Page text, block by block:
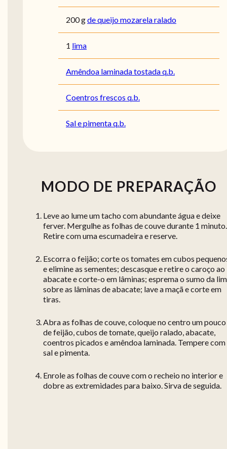
200gde queijo mozarela ralado
1 lima
Amêndoa laminada tostada q.b.
Coentros frescos q.b.
Sal e pimenta q.b.
MODO DE PREPARAÇÃO
Leve ao lume um tacho com abundante água e deixe
ferver. Mergulhe as folhas de couve durante 1 minuto.
Retire com uma escumadeira e reserve.
Escorra o feijão; corte os tomates em cubos
e elimine as sementes; descasque e retire o caroço ao
abacate e corte-o em lâminas; esprema o sumo da
sobre as lâminas de abacate; lave a maçã e corte em
tiras.
Abra as folhas de couve, coloque no centro um pouco
de feijão, cubos de tomate, queijo ralado, abacate,
coentros picados e amêndoa laminada. Tempere com
sal e pimenta.
Enrole as folhas de couve com o recheio no interior e
dobre as extremidades para baixo. Sirva de seguida.